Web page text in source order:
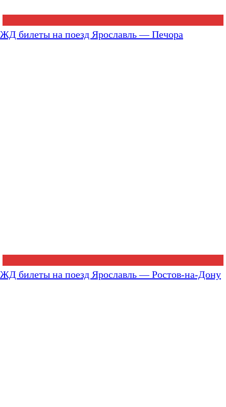
ЖД билеты на поезд Ярославль — Печора
ЖД билеты на поезд Ярославль — Ростов-на-Дону